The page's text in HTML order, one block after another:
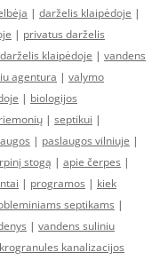
| darželis klaipėdoje |
| privatus darželis
darželis klaipėdoje | vandens
agentura | valymo
| biologijos
| septikui |
| paslaugos vilniuje |
stogą | apie čerpes |
| programos | kiek
septikams |
| vandens suliniu
kanalizacijos